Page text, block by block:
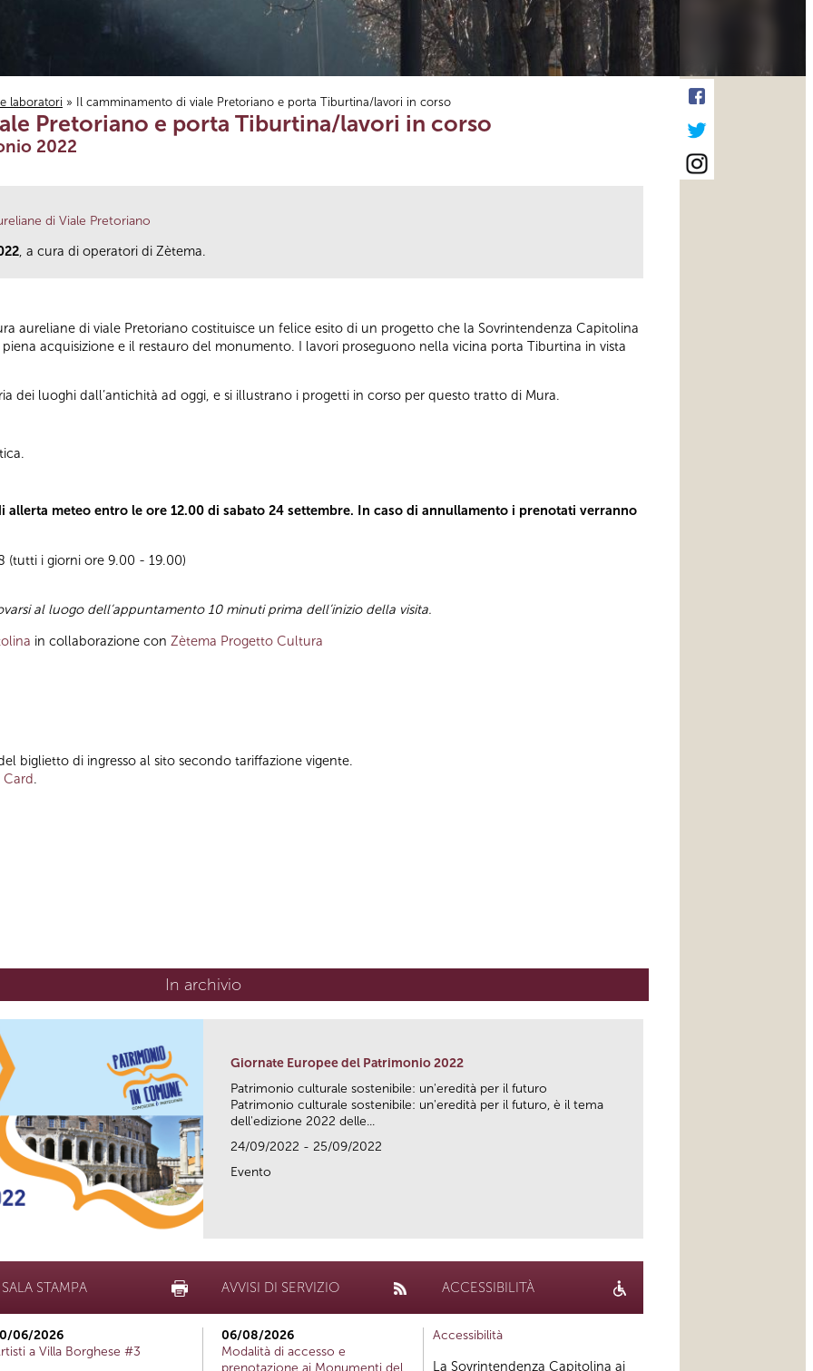
laboratori » Il camminamento di viale Pretoriano e porta Tiburtina/lavori in corso
Pretoriano e porta Tiburtina/lavori in corso
2022
di Viale Pretoriano
, a cura di operatori di Zètema.
aureliane di viale Pretoriano costituisce un felice esito di un progetto che la Sovrintendenza Capitolina
acquisizione e il restauro del monumento. I lavori proseguono nella vicina porta Tiburtina in vista
dei luoghi dall’antichità ad oggi, e si illustrano i progetti in corso per questo tratto di Mura.
allerta meteo entro le ore 12.00 di sabato 24 settembre. In caso di annullamento i prenotati verranno
(tutti i giorni ore 9.00 - 19.00)
al luogo dell’appuntamento 10 minuti prima dell’inizio della visita.
in collaborazione con Zètema Progetto Cultura
biglietto di ingresso al sito secondo tariffazione vigente.
Card.
In archivio
Giornate Europee del Patrimonio 2022
Patrimonio culturale sostenibile: un'eredità per il futuro
Patrimonio culturale sostenibile: un'eredità per il futuro, è il tema
dell'edizione 2022 delle...
24/09/2022 - 25/09/2022
Evento
SALA STAMPA
06/2026
a Villa Borghese #3
AVVISI DI SERVIZIO
06/08/2026
Modalità di accesso e
ACCESSIBILITÀ
Accessibilità
La Sovrintendenza Capitolina ai